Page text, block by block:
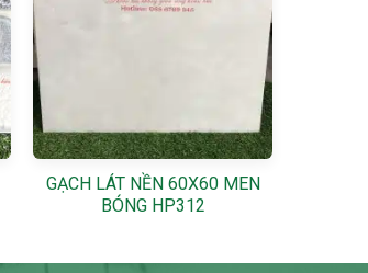
+
GẠCH LÁT NỀN 60X60 MEN
BÓNG HP312